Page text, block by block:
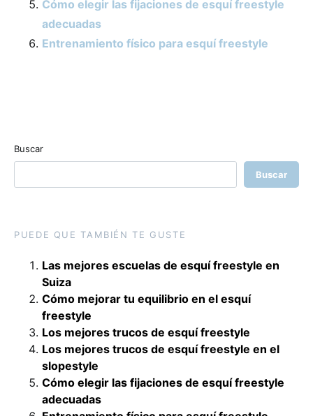
Cómo elegir las fijaciones de esquí freestyle
adecuadas
Entrenamiento físico para esquí freestyle
Buscar
Buscar
PUEDE QUE TAMBIÉN TE GUSTE
Las mejores escuelas de esquí freestyle en
Suiza
Cómo mejorar tu equilibrio en el esquí
freestyle
Los mejores trucos de esquí freestyle
Los mejores trucos de esquí freestyle en el
slopestyle
Cómo elegir las fijaciones de esquí freestyle
adecuadas